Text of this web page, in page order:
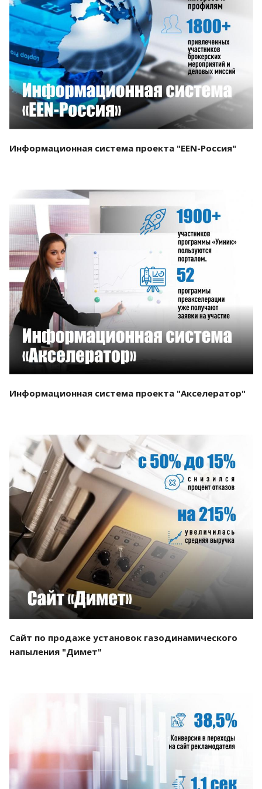
Смотреть проект
Информационная система проекта "EEN-Россия"
Смотреть проект
Информационная система проекта "Акселератор"
Смотреть проект
Сайт по продаже установок газодинамического
напыления "Димет"